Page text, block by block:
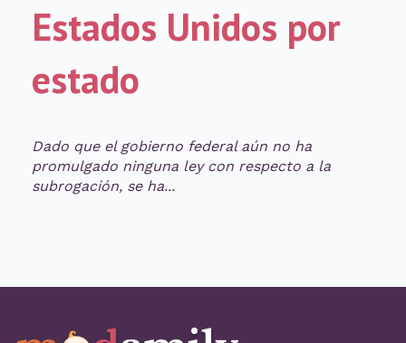
Estados Unidos por
estado
Dado que el gobierno federal aún no ha
promulgado ninguna ley con respecto a la
subrogación, se ha...